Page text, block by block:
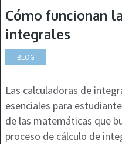
Cómo funcionan
integrales
BLOG
Las calculadoras de
esenciales para
de las matemáticas que
proceso de cálculo de